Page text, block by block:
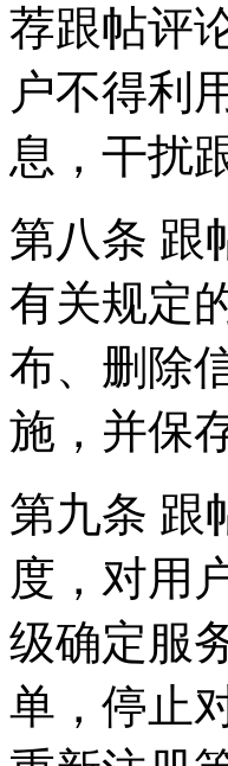
荐跟帖评
户不得利
息，干扰
第八条 跟
有关规定
布、删除
施，并保
第九条 跟
度，对用
级确定服
单，停止